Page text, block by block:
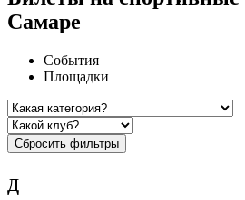
Самаре
События
Площадки
Сбросить фильтры
Д